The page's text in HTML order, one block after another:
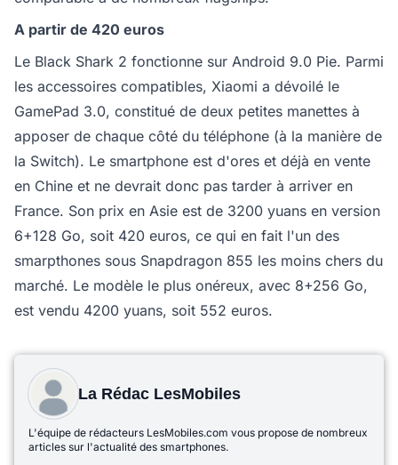
A partir de 420 euros
Le Black Shark 2 fonctionne sur Android 9.0 Pie. Parmi
les accessoires compatibles, Xiaomi a dévoilé le
GamePad 3.0, constitué de deux petites manettes à
apposer de chaque côté du téléphone (à la manière de
la Switch). Le smartphone est d'ores et déjà en vente
en Chine et ne devrait donc pas tarder à arriver en
France. Son prix en Asie est de 3200 yuans en version
6+128 Go, soit 420 euros, ce qui en fait l'un des
smarpthones sous Snapdragon 855 les moins chers du
marché. Le modèle le plus onéreux, avec 8+256 Go,
est vendu 4200 yuans, soit 552 euros.
La Rédac LesMobiles
L'équipe de rédacteurs LesMobiles.com vous propose de nombreux
articles sur l'actualité des smartphones.